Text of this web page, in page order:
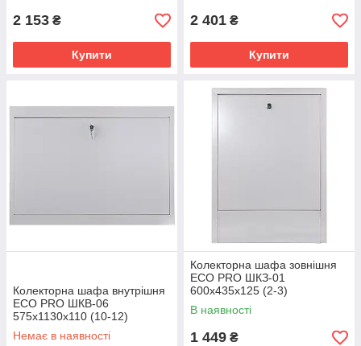
2 153 ₴
Купити
2 401 ₴
Купити
Колекторна шафа внутрішня
ЕСО PRO ШКВ-06
575x1130x110 (10-12)
Немає в наявності
Колекторна шафа зовнішня
ЕСО PRO ШКЗ-01
600x435x125 (2-3)
В наявності
1 449 ₴